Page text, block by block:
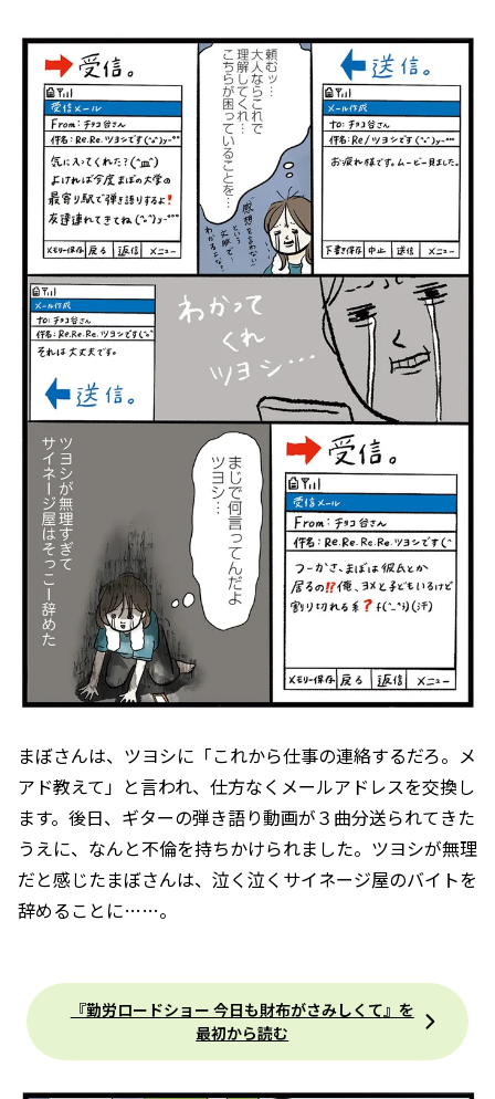
まぼさんは、ツヨシに「これから仕事の連絡するだろ。メ
アド教えて」と言われ、仕方なくメールアドレスを交換し
ます。後日、ギターの弾き語り動画が３曲分送られてきた
うえに、なんと不倫を持ちかけられました。ツヨシが無理
だと感じたまぼさんは、泣く泣くサイネージ屋のバイトを
辞めることに……。
『勤労ロードショー 今日も財布がさみしくて』を
最初から読む